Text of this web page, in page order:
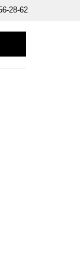
28-62